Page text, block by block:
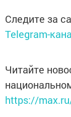
Следите за
Telegram-
Читайте
https://